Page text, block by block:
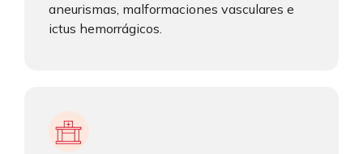
aneurismas, malformaciones vasculares e
ictus hemorrágicos.